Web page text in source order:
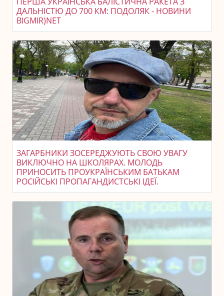
ДАЛЬНІСТЮ ДО 700 КМ: ПОДОЛЯК - НОВИНИ
BIGMIR)NET
ЗАГАРБНИКИ ЗОСЕРЕДЖУЮТЬ СВОЮ УВАГУ
ВИКЛЮЧНО НА ШКОЛЯРАХ. МОЛОДЬ
ПРИНОСИТЬ ПРОУКРАЇНСЬКИМ БАТЬКАМ
РОСІЙСЬКІ ПРОПАГАНДИСТСЬКІ ІДЕЇ.